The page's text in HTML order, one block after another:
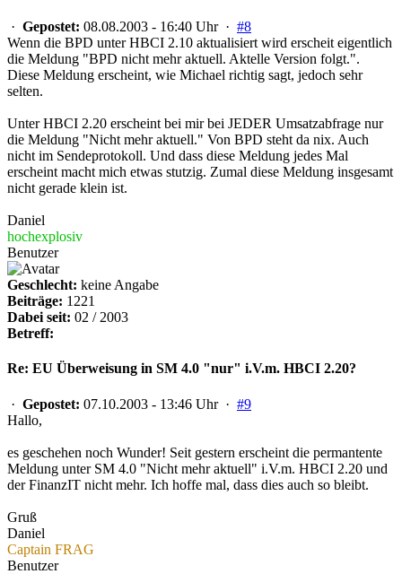
· Gepostet: 08.08.2003 - 16:40 Uhr · #8
Wenn die BPD unter HBCI 2.10 aktualisiert wird erscheit eigentlich
die Meldung "BPD nicht mehr aktuell. Aktelle Version folgt.".
Diese Meldung erscheint, wie Michael richtig sagt, jedoch sehr
selten.
Unter HBCI 2.20 erscheint bei mir bei JEDER Umsatzabfrage nur
die Meldung "Nicht mehr aktuell." Von BPD steht da nix. Auch
nicht im Sendeprotokoll. Und dass diese Meldung jedes Mal
erscheint macht mich etwas stutzig. Zumal diese Meldung insgesamt
nicht gerade klein ist.
Daniel
hochexplosiv
Benutzer
Geschlecht: keine Angabe
Beiträge: 1221
Dabei seit: 02 / 2003
Betreff:
Re: EU Überweisung in SM 4.0 "nur" i.V.m. HBCI 2.20?
· Gepostet: 07.10.2003 - 13:46 Uhr · #9
Hallo,
es geschehen noch Wunder! Seit gestern erscheint die permantente
Meldung unter SM 4.0 "Nicht mehr aktuell" i.V.m. HBCI 2.20 und
der FinanzIT nicht mehr. Ich hoffe mal, dass dies auch so bleibt.
Gruß
Daniel
Captain FRAG
Benutzer